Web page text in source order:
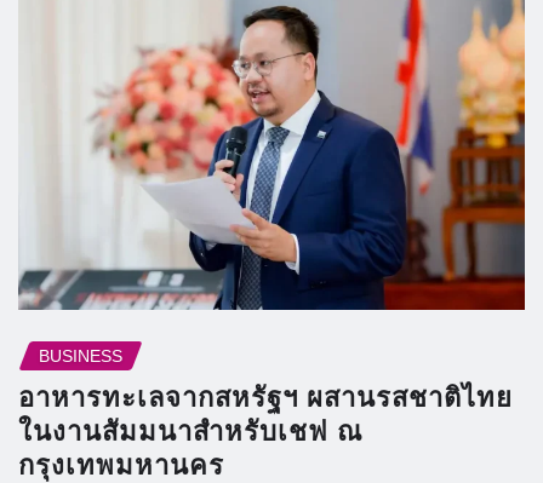
BUSINESS
อาหารทะเลจากสหรัฐฯ ผสานรสชาติไทย
ในงานสัมมนาสำหรับเชฟ ณ
กรุงเทพมหานคร